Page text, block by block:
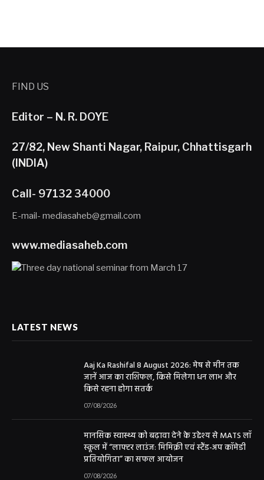
FIND US
Editor – N. R. DOYE
27/82, New Shanti Nagar, Raipur, Chhattisgarh
(INDIA)
Call- 97132 34000
E-mail- mediasaheb@gmail.com
www.mediasaheb.com
LATEST NEWS
Aaj Ka Rashifal 8 August 2026: मेष से मीन तक
जानें आज का राशिफल, किसे मिलेगा धन लाभ और
किसे रहना होगा सतर्क
07/08/2026
मानसिक स्वास्थ्य को बढ़ावा देने के उद्देश्य से MATS लॉ
स्कूल में “लाफ्टर लाउंज: मिमिक्री एवं स्टैंड-अप कॉमेडी
प्रतियोगिता” का सफल आयोजन
07/08/2026